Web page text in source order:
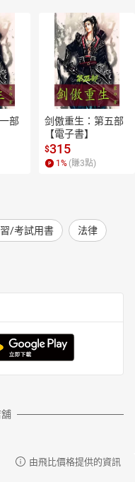
部
剑傲重生：第五部
【電子書】
$315
1 % (賺3點)
/考試用書 法律
由飛比價格提供的資訊